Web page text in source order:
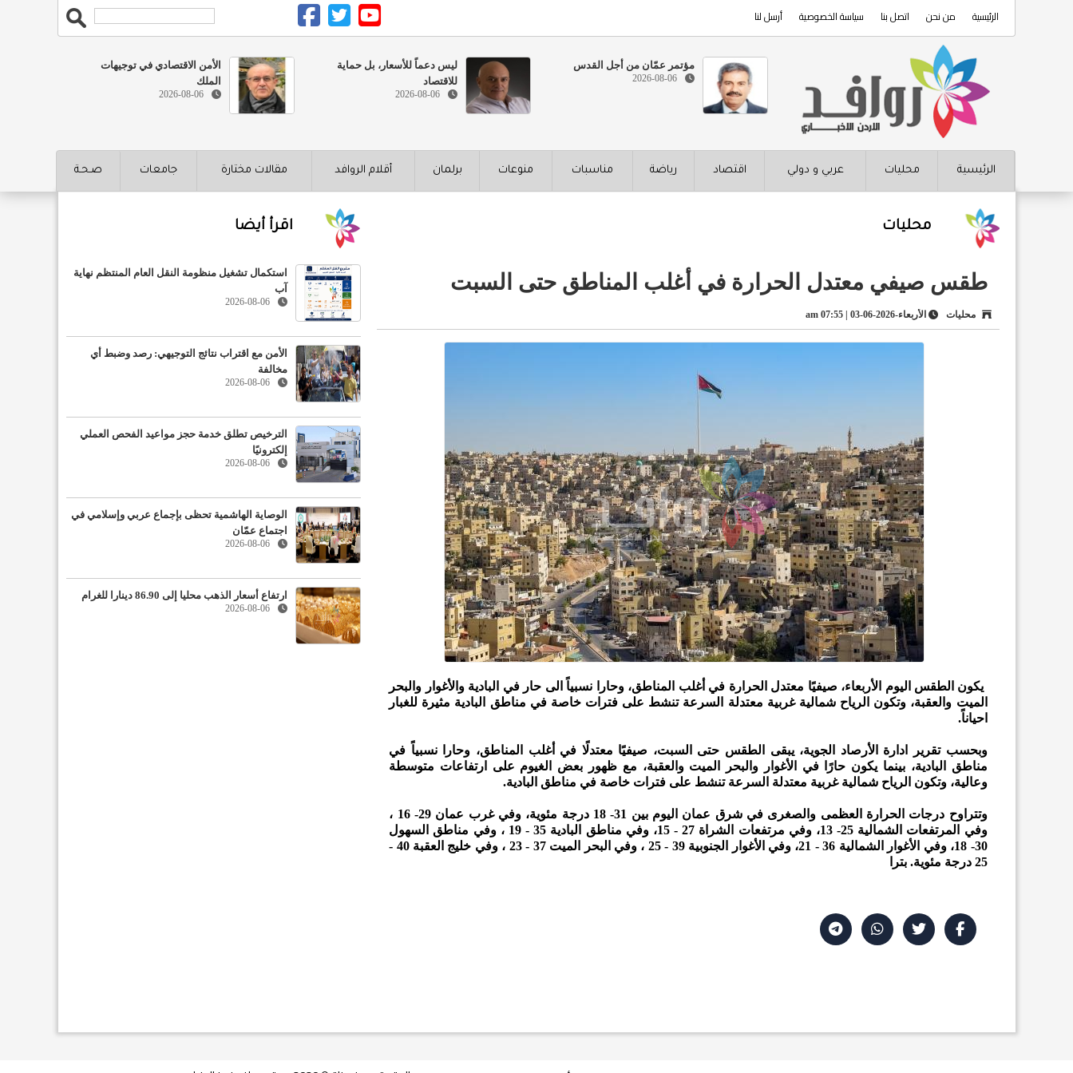
الرئيسية من نحن اتصل بنا سياسة الخصوصية أرسل لنا
مؤتمر عمّان من أجل القدس
2026-08-06
ليس دعماً للأسعار، بل حماية
للاقتصاد
2026-08-06
الأمن الاقتصادي في توجيهات
الملك
2026-08-06
الرئيسية محليات عربي و دولي اقتصاد رياضة مناسبات منوعات برلمان أقلام الروافد مقالات مختارة جامعات صـحـة
محليات
طقس صيفي معتدل الحرارة في أغلب المناطق حتى السبت
محليات الأربعاء-2026-06-03 | 07:55 am
يكون الطقس اليوم الأربعاء، صيفيًا معتدل الحرارة في أغلب المناطق، وحارا نسبياً الى حار في البادية والأغوار والبحر
الميت والعقبة، وتكون الرياح شمالية غربية معتدلة السرعة تنشط على فترات خاصة في مناطق البادية مثيرة للغبار
احياناً.
وبحسب تقرير ادارة الأرصاد الجوية، يبقى الطقس حتى السبت، صيفيًا معتدلًا في أغلب المناطق، وحارا نسبياً في
مناطق البادية، بينما يكون حارًا في الأغوار والبحر الميت والعقبة، مع ظهور بعض الغيوم على ارتفاعات متوسطة
وعالية، وتكون الرياح شمالية غربية معتدلة السرعة تنشط على فترات خاصة في مناطق البادية.
وتتراوح درجات الحرارة العظمى والصغرى في شرق عمان اليوم بين 31- 18 درجة مئوية، وفي غرب عمان 29- 16 ،
وفي المرتفعات الشمالية 25- 13، وفي مرتفعات الشراة 27 - 15، وفي مناطق البادية 35 - 19 ، وفي مناطق السهول
30- 18، وفي الأغوار الشمالية 36 - 21، وفي الأغوار الجنوبية 39 - 25 ، وفي البحر الميت 37 - 23 ، وفي خليج العقبة 40 -
25 درجة مئوية. بترا
اقرأ أيضا
استكمال تشغيل منظومة النقل العام المنتظم نهاية
آب
2026-08-06
الأمن مع اقتراب نتائج التوجيهي: رصد وضبط أي
مخالفة
2026-08-06
الترخيص تطلق خدمة حجز مواعيد الفحص العملي
إلكترونيًا
2026-08-06
الوصاية الهاشمية تحظى بإجماع عربي وإسلامي في
اجتماع عمّان
2026-08-06
ارتفاع أسعار الذهب محليا إلى 86.90 دينارا للغرام
2026-08-06